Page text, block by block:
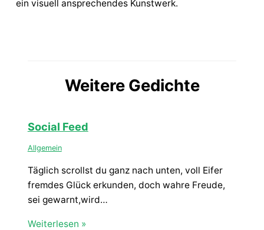
ein visuell ansprechendes Kunstwerk.
Weitere Gedichte
Social Feed
Allgemein
Täglich scrollst du ganz nach unten, voll Eifer
fremdes Glück erkunden, doch wahre Freude,
sei gewarnt,wird…
Weiterlesen »